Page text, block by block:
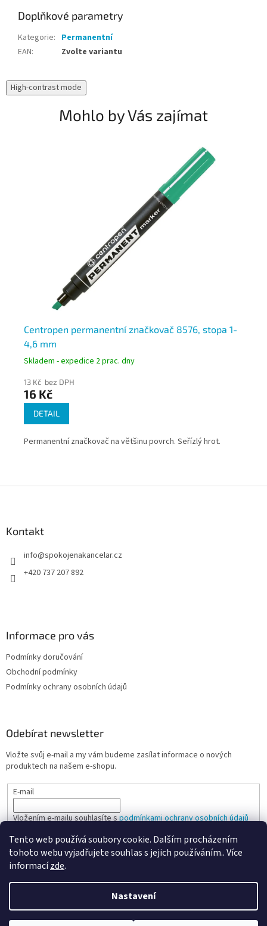
Tento web používá soubory cookie. Dalším procházením
tohoto webu vyjadřujete souhlas s jejich používáním.. Více
informacízde.
Nastavení
Doplňkové parametry
Kategorie: Permanentní
EAN: Zvolte variantu
High-contrast mode
Mohlo by Vás zajímat
Centropen permanentní značkovač 8576, stopa 1-
4,6 mm
Skladem - expedice 2 prac. dny
13 Kč bez DPH
16 Kč
DETAIL
Permanentní značkovač na většinu povrch. Seřízlý hrot.
Kontakt
info@spokojenakancelar.cz
+420 737 207 892
Informace pro vás
Podmínky doručování
Obchodní podmínky
Podmínky ochrany osobních údajů
Odebírat newsletter
Vložte svůj e-mail a my vám budeme zasílat informace o nových
produktech na našem e-shopu.
E-mail
Vložením e-mailu souhlasíte spodmínkami ochrany osobních údajů
PŘIHLÁSIT SE
Vytvořil Shoptet